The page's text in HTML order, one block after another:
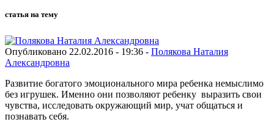
статья на тему
Опубликовано 22.02.2016 - 19:36 - Полякова Наталия
Александровна
Развитие богатого эмоционального мира ребенка немыслимо
без игрушек. Именно они позволяют ребенку выразить свои
чувства, исследовать окружающий мир, учат общаться и
познавать себя.